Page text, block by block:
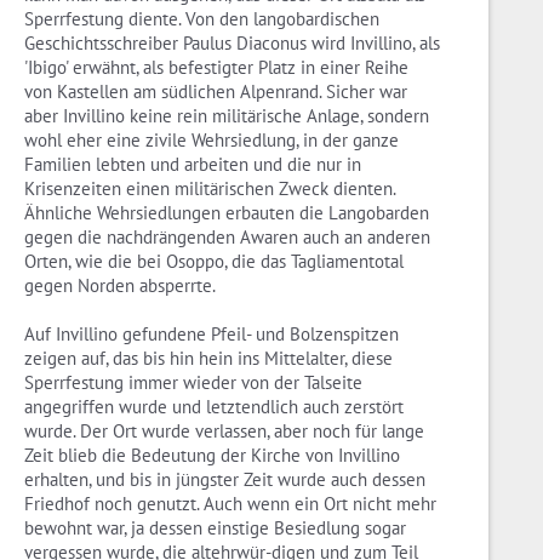
Sperrfestung diente. Von den langobardischen
Geschichtsschreiber Paulus Diaconus wird Invillino, als
'Ibigo' erwähnt, als befestigter Platz in einer Reihe
von Kastellen am südlichen Alpenrand. Sicher war
aber Invillino keine rein militärische Anlage, sondern
wohl eher eine zivile Wehrsiedlung, in der ganze
Familien lebten und arbeiten und die nur in
Krisenzeiten einen militärischen Zweck dienten.
Ähnliche Wehrsiedlungen erbauten die Langobarden
gegen die nachdrängenden Awaren auch an anderen
Orten, wie die bei Osoppo, die das Tagliamentotal
gegen Norden absperrte.
Auf Invillino gefundene Pfeil- und Bolzenspitzen
zeigen auf, das bis hin hein ins Mittelalter, diese
Sperrfestung immer wieder von der Talseite
angegriffen wurde und letztendlich auch zerstört
wurde. Der Ort wurde verlassen, aber noch für lange
Zeit blieb die Bedeutung der Kirche von Invillino
erhalten, und bis in jüngster Zeit wurde auch dessen
Friedhof noch genutzt. Auch wenn ein Ort nicht mehr
bewohnt war, ja dessen einstige Besiedlung sogar
vergessen wurde, die altehrwür-digen und zum Teil